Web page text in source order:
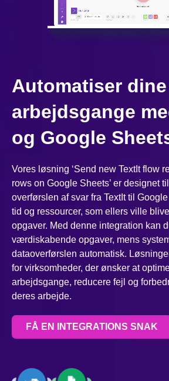
Automatiser dine
arbejdsgange
og Google
Vores løsning ‘Send new TextIt flow
rows on Google Sheets’ er designet
overførslen af svar fra TextIt til
tid og ressourcer, som ellers ville
opgaver. Med denne integration kan
værdiskabende opgaver, mens
dataoverførslen automatisk.
for virksomheder, der ønsker at
arbejdsgange, reducere fejl og
deres arbejde.
FÅ EN INTEGRATIONS SNAK